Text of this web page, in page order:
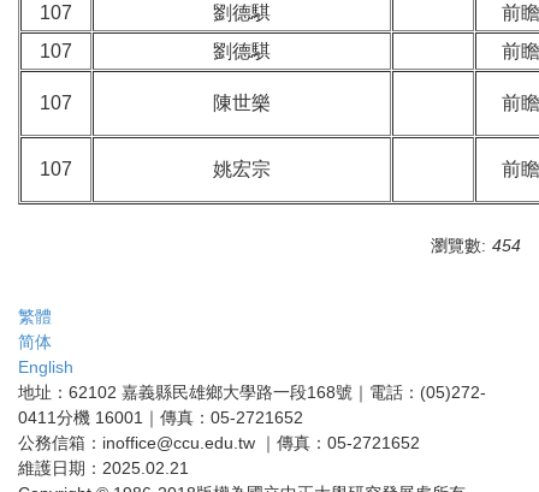
107
劉德騏
前
107
劉德騏 前
107 陳世樂 前
107 姚宏宗 前
瀏覽數: 454
繁體
简体
English
地址：62102 嘉義縣民雄鄉大學路一段168號｜電話：(05)272-
0411分機 16001｜傳真：05-2721652
公務信箱：inoffice@ccu.edu.tw ｜傳真：05-2721652
維護日期：2025.02.21